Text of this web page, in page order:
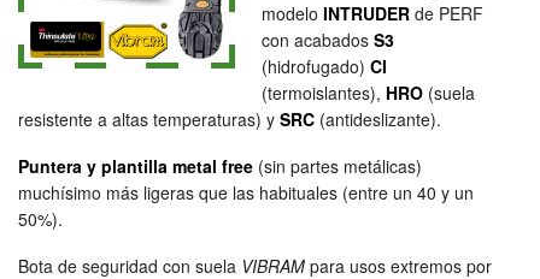
modelo INTRUDER de PERF
con acabados S3
(hidrofugado) CI
(termoislantes), HRO (suela
resistente a altas temperaturas) y SRC (antideslizante).
Puntera y plantilla metal free (sin partes metálicas)
muchísimo más ligeras que las habituales (entre un 40 y un
50%).
Bota de seguridad con suela VIBRAM para usos extremos por